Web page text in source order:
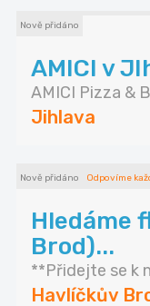
Nově přidáno
AMICI v
AMICI Pizza &
Jihlava
Nově přidáno Odpovíme
Hledáme
Brod)...
**Přidejte se k
Havlíčkův